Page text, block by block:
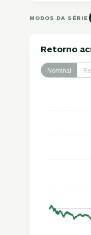
MODOS DA SÉRIE
Retorno
Nominal